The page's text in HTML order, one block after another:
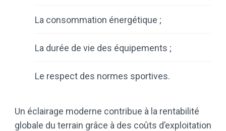
La consommation énergétique ;
La durée de vie des équipements ;
Le respect des normes sportives.
Un éclairage moderne contribue à la rentabilité
globale du terrain grâce à des coûts d’exploitation